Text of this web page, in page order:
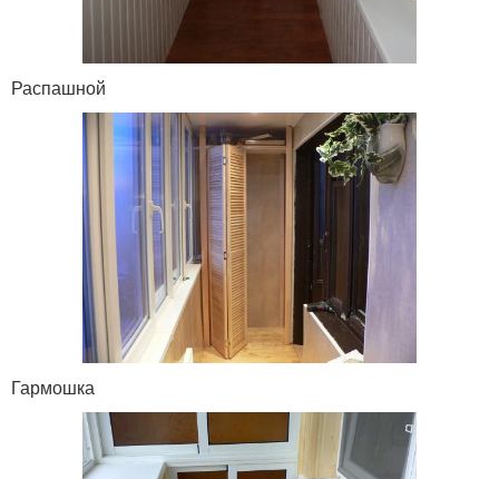
Распашной
Гармошка